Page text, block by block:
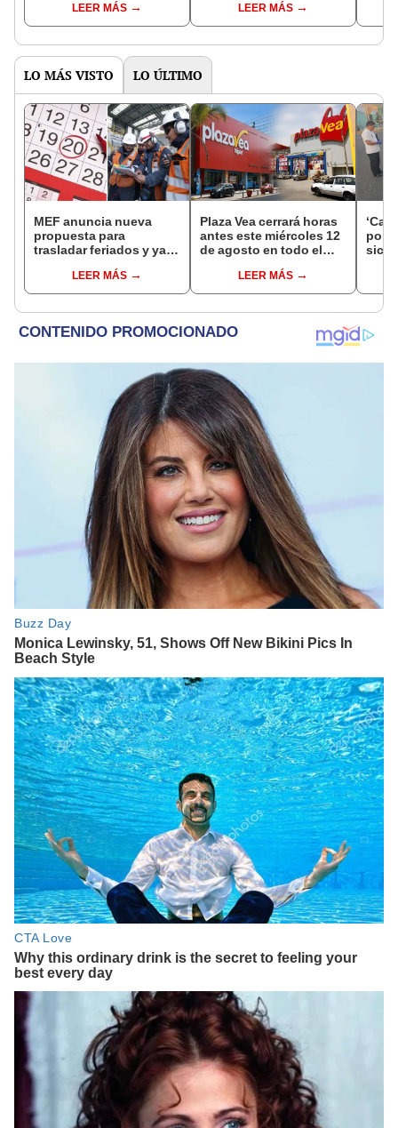
LEER MÁS
de mesa para este 4 de
octubre en el link oficial
LEER MÁS
LO MÁS VISTO LO ÚLTIMO
MEF anuncia nueva
propuesta para
trasladar feriados y ya
“Lunes es mejor día”
LEER MÁS
Plaza Vea cerrará horas
antes este miércoles 12
de agosto en todo el
hasta las 7 p.m.
LEER MÁS
por